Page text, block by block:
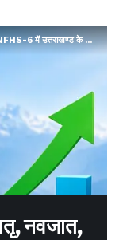
6 में उत्तराखण्ड के मातृ, नवजात, बाल स्वास्थ्य एवं पोषण संकेतकों में उल्लेखनीय सुधार
नवजात,